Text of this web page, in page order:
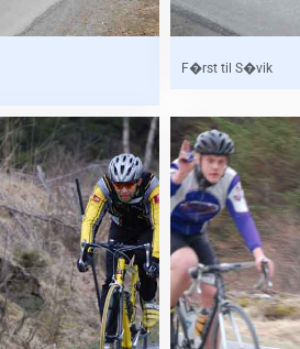
F�rst til S�vik